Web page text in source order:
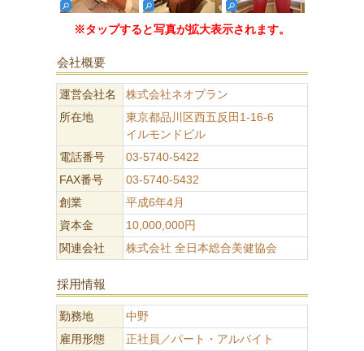
※タップすると写真が拡大表示されます。
会社概要
運営会社名
株式会社ネオプラン
所在地
東京都品川区西五反田1-16-6
イルモンドビル
電話番号
03-5740-5422
FAX番号
03-5740-5432
創業
平成6年4月
資本金
10,000,000円
関連会社
株式会社 全日本総合美健協会
採用情報
勤務地
中野
雇用形態
正社員／パート・アルバイト